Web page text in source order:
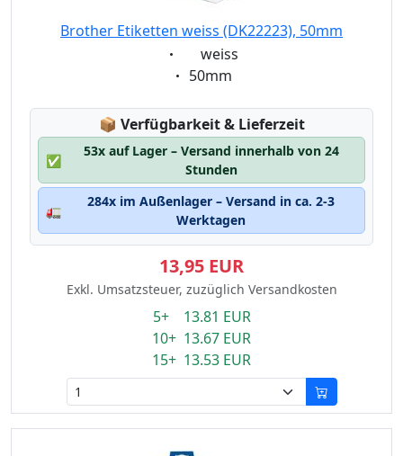
Brother Etiketten weiss (DK22223), 50mm
Eigenschaft:
weiss
Eigenschaft:
50mm
📦 Lagerstatus:
Verfügbarkeit & Lieferzeit
✅
53x auf Lager – Versand innerhalb von 24
Stunden
🚛
284x im Außenlager – Versand in ca. 2-3
Werktagen
13,95 EUR
Exkl. Umsatzsteuer, zuzüglich Versandkosten
5+ 13.81 EUR
10+ 13.67 EUR
15+ 13.53 EUR